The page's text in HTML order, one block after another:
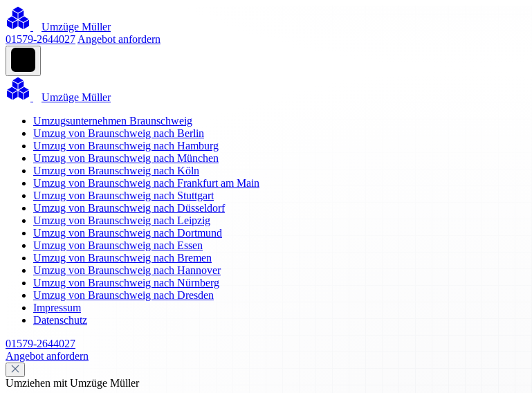
Umzüge Müller
01579-2644027 Angebot anfordern
Umzüge Müller
Umzugsunternehmen Braunschweig
Umzug von Braunschweig nach Berlin
Umzug von Braunschweig nach Hamburg
Umzug von Braunschweig nach München
Umzug von Braunschweig nach Köln
Umzug von Braunschweig nach Frankfurt am Main
Umzug von Braunschweig nach Stuttgart
Umzug von Braunschweig nach Düsseldorf
Umzug von Braunschweig nach Leipzig
Umzug von Braunschweig nach Dortmund
Umzug von Braunschweig nach Essen
Umzug von Braunschweig nach Bremen
Umzug von Braunschweig nach Hannover
Umzug von Braunschweig nach Nürnberg
Umzug von Braunschweig nach Dresden
Impressum
Datenschutz
01579-2644027
Angebot anfordern
Umziehen mit Umzüge Müller